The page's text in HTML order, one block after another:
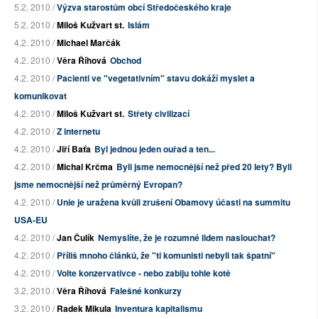
5.2. 2010 /Výzva starostům obcí Středočeského kraje
5.2. 2010 /Miloš Kužvart st. Islám
4.2. 2010 /Michael Marčák
4.2. 2010 /Věra Říhová Obchod
4.2. 2010 /Pacienti ve "vegetativním" stavu dokáží myslet a
komunikovat
4.2. 2010 /Miloš Kužvart st. Střety civilizací
4.2. 2010 /Z internetu
4.2. 2010 /Jiří Baťa Byl jednou jeden ouřad a ten...
4.2. 2010 /Michal Krčma Byli jsme nemocnější než před 20 lety? Byli
jsme nemocnější než průměrný Evropan?
4.2. 2010 /Unie je uražena kvůli zrušení Obamovy účasti na summitu
USA-EU
4.2. 2010 /Jan Čulík Nemyslíte, že je rozumné lidem naslouchat?
4.2. 2010 /Příliš mnoho článků, že "ti komunisti nebyli tak špatní"
4.2. 2010 /Volte konzervativce - nebo zabiju tohle kotě
3.2. 2010 /Věra Říhová Falešné konkurzy
3.2. 2010 /Radek Mikula Inventura kapitalismu